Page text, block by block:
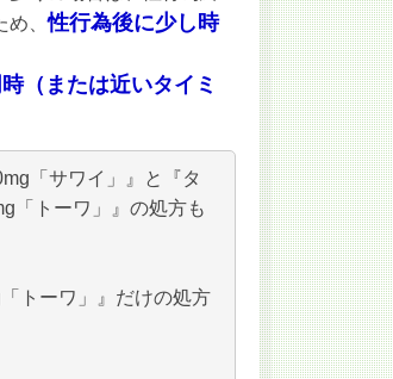
め、性行為後に少し時
（または近いタイミ
「サワイ」』と『タ
「トーワ」』の処方も
トーワ」』だけの処方